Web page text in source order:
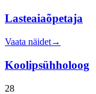
Lasteaiaõpetaja
Vaata näidet→
Koolipsühholoog
28